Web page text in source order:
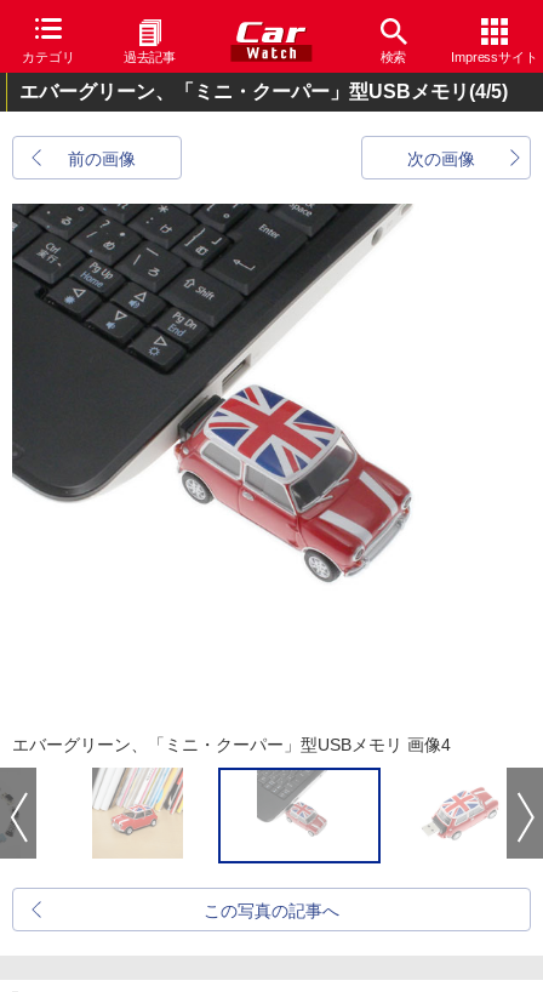
カテゴリ 過去記事 検索 Impressサイト
エバーグリーン、「ミニ・クーパー」型USBメモリ(4/5)
前の画像 次の画像
エバーグリーン、「ミニ・クーパー」型USBメモリ 画像4
この写真の記事へ